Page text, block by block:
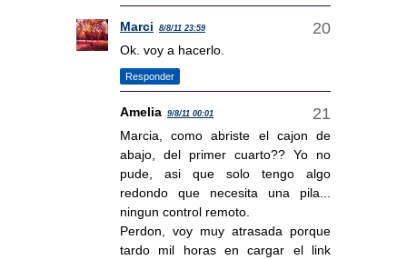
Marci 8/8/11 23:59
Ok. voy a hacerlo.
Responder
Amelia 9/8/11 00:01
Marcia, como abriste el cajon de
abajo, del primer cuarto?? Yo no
pude, asi que solo tengo algo
redondo que necesita una pila...
ningun control remoto.
Perdon, voy muy atrasada porque
tardo mil horas en cargar el link